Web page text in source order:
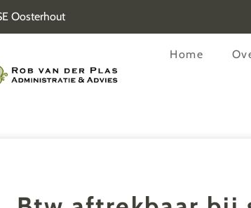
Oosterhout
der Plas
Header
Home